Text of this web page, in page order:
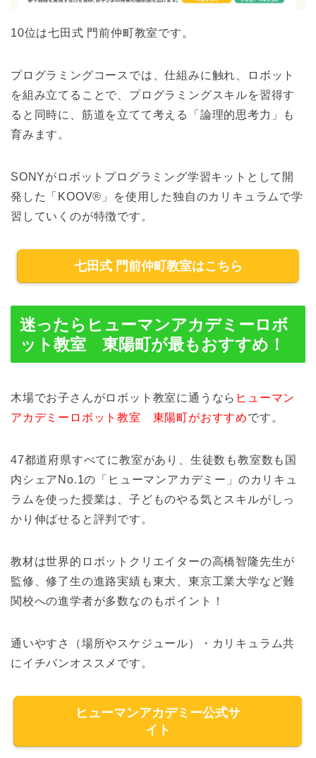
10位は七田式 門前仲町教室です。
プログラミングコースでは、仕組みに触れ、ロボット
を組み立てることで、プログラミングスキルを習得す
ると同時に、筋道を立てて考える「論理的思考力」も
育みます。
SONYがロボットプログラミング学習キットとして開
発した「KOOV®」を使用した独自のカリキュラムで学
習していくのが特徴です。
七田式 門前仲町教室はこちら
迷ったらヒューマンアカデミーロボ
ット教室 東陽町が最もおすすめ！
木場でお子さんがロボット教室に通うなら ヒューマン
アカデミーロボット教室 東陽町がおすすめです。
47都道府県すべてに教室があり、生徒数も教室数も国
内シェアNo.1の「ヒューマンアカデミー」のカリキュ
ラムを使った授業は、子どものやる気とスキルがしっ
かり伸ばせると評判です。
教材は世界的ロボットクリエイターの高橋智隆先生が
監修、修了生の進路実績も東大、東京工業大学など難
関校への進学者が多数なのもポイント！
通いやすさ（場所やスケジュール）・カリキュラム共
にイチバンオススメです。
ヒューマンアカデミー公式サ
イト